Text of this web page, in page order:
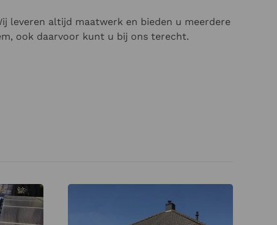
leveren altijd maatwerk en bieden u meerdere
ook daarvoor kunt u bij ons terecht.